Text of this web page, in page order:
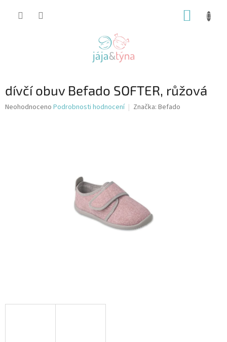
dívčí obuv Befado SOFTER, růžová
Průměrné
Neohodnoceno Podrobnosti hodnocení Značka: Befado